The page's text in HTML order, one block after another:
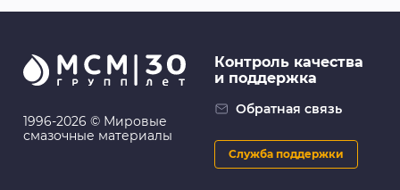
1996-2026 © Мировые
смазочные материалы
Контроль качества
и поддержка
Обратная связь
Служба поддержки